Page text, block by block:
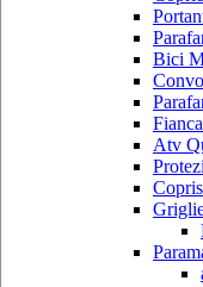
Bici
Atv